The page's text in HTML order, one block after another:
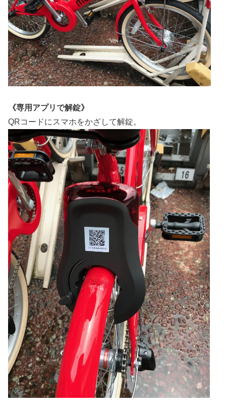
《専用アプリで解錠》
QRコードにスマホをかざして解錠。